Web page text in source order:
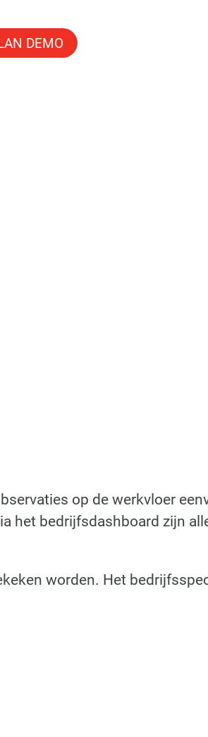
DEMO
op de werkvloer
het bedrijfsdashboard zijn
worden. Het